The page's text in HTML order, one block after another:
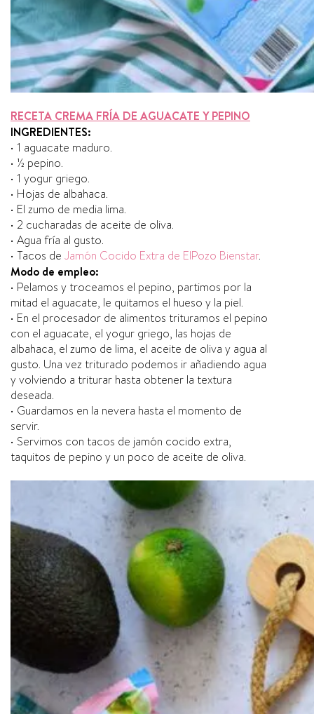
RECETA CREMA FRÍA DE AGUACATE Y PEPINO
INGREDIENTES:
• 1 aguacate maduro.
• ½ pepino.
• 1 yogur griego.
• Hojas de albahaca.
• El zumo de media lima.
• 2 cucharadas de aceite de oliva.
• Agua fría al gusto.
• Tacos de Jamón Cocido Extra de ElPozo Bienstar.
Modo de empleo:
• Pelamos y troceamos el pepino, partimos por la
mitad el aguacate, le quitamos el hueso y la piel.
• En el procesador de alimentos trituramos el pepino
con el aguacate, el yogur griego, las hojas de
albahaca, el zumo de lima, el aceite de oliva y agua al
gusto. Una vez triturado podemos ir añadiendo agua
y volviendo a triturar hasta obtener la textura
deseada.
• Guardamos en la nevera hasta el momento de
servir.
• Servimos con tacos de jamón cocido extra,
taquitos de pepino y un poco de aceite de oliva.